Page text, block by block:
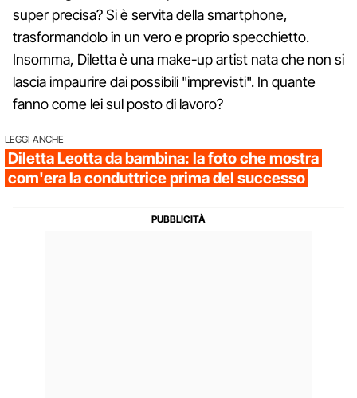
super precisa? Si è servita della smartphone,
trasformandolo in un vero e proprio specchietto.
Insomma, Diletta è una make-up artist nata che non si
lascia impaurire dai possibili "imprevisti". In quante
fanno come lei sul posto di lavoro?
LEGGI ANCHE
Diletta Leotta da bambina: la foto che mostra
com'era la conduttrice prima del successo